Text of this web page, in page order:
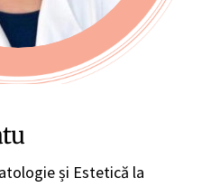
și Estetică la